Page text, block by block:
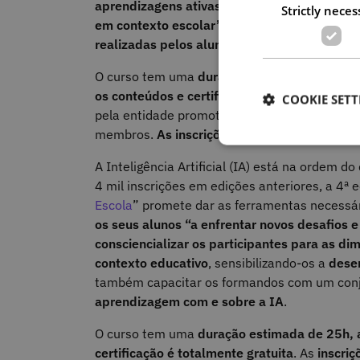
aprendizagens ativas com recurso aos LED”,
em contexto escolar”
análise
realizadas pelos alunos”
O curso tem uma duração estimada de 25h,
os conteúdos e certificação de forma
pela entidade promotora, com o intuito de
membros. As inscrições estão abertas até 9
A Inteligência Artificial (IA) está na ordem
4 mil inscrições em edições anteriores, a 4ª
Escola” promete dar as ferramentas
os seus alunos “a enfrentar novos desafios
consciencializar os participantes para as
contexto educativo, sensibilizando-os a
também capacitar os formandos com um
aprendizagem com e sobre a IA.
O curso tem uma duração estimada de 25h,
certificação é totalmente gratuita. As
Strictly
COOKIE